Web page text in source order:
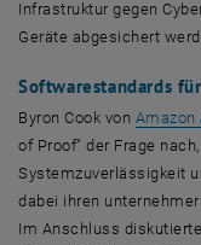
Infrastruktur gegen
Geräte abgesichert
Softwarestandards
Byron Cook von Amazon
of Proof" der Frage
Systemzuverlässigkeit
dabei ihren
Im Anschluss